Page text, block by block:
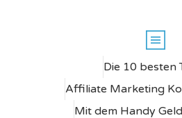
Die 10 besten
Affiliate Marketing
Mit dem Handy